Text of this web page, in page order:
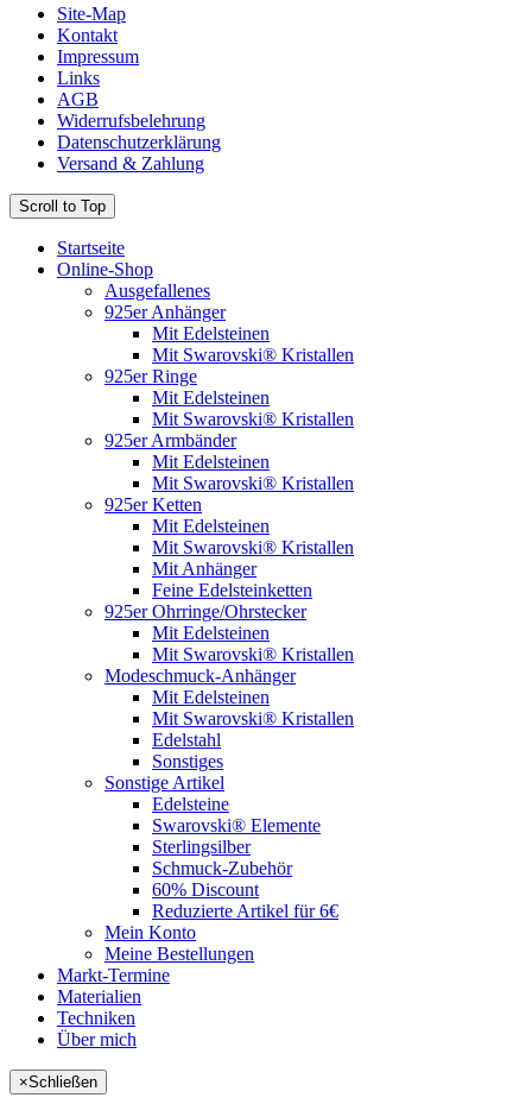
Site-Map
Kontakt
Impressum
Links
AGB
Widerrufsbelehrung
Datenschutzerklärung
Versand & Zahlung
Scroll to Top
Startseite
Online-Shop
Ausgefallenes
925er Anhänger
Mit Edelsteinen
Mit Swarovski® Kristallen
925er Ringe
Mit Edelsteinen
Mit Swarovski® Kristallen
925er Armbänder
Mit Edelsteinen
Mit Swarovski® Kristallen
925er Ketten
Mit Edelsteinen
Mit Swarovski® Kristallen
Mit Anhänger
Feine Edelsteinketten
925er Ohrringe/Ohrstecker
Mit Edelsteinen
Mit Swarovski® Kristallen
Modeschmuck-Anhänger
Mit Edelsteinen
Mit Swarovski® Kristallen
Edelstahl
Sonstiges
Sonstige Artikel
Edelsteine
Swarovski® Elemente
Sterlingsilber
Schmuck-Zubehör
60% Discount
Reduzierte Artikel für 6€
Mein Konto
Meine Bestellungen
Markt-Termine
Materialien
Techniken
Über mich
×Schließen